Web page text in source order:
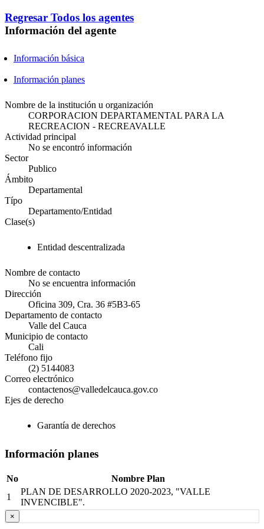
Regresar Todos los agentes
Información del agente
Información básica
Información planes
Nombre de la institución u organización
CORPORACION DEPARTAMENTAL PARA LA
RECREACION - RECREAVALLE
Actividad principal
No se encontró información
Sector
Publico
Ámbito
Departamental
Típo
Departamento/Entidad
Clase(s)
Entidad descentralizada
Nombre de contacto
No se encuentra información
Dirección
Oficina 309, Cra. 36 #5B3-65
Departamento de contacto
Valle del Cauca
Municipio de contacto
Cali
Teléfono fijo
(2) 5144083
Correo electrónico
contactenos@valledelcauca.gov.co
Ejes de derecho
Garantía de derechos
Información planes
No
Nombre Plan
1
PLAN DE DESARROLLO 2020-2023, "VALLE
INVENCIBLE".
×